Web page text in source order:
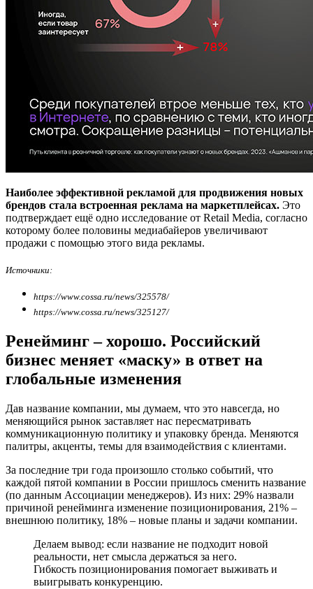
Наиболее эффективной рекламой для продвижения новых
брендов стала встроенная реклама на маркетплейсах. Это
подтверждает ещё одно исследование от Retail Media, согласно
которому более половины медиабайеров увеличивают
продажи с помощью этого вида рекламы.
Источники:
https://www.cossa.ru/news/325578/
https://www.cossa.ru/news/325127/
Ренейминг – хорошо. Российский
бизнес меняет «маску» в ответ на
глобальные изменения
Дав название компании, мы думаем, что это навсегда, но
меняющийся рынок заставляет нас пересматривать
коммуникационную политику и упаковку бренда. Меняются
палитры, акценты, темы для взаимодействия с клиентами.
За последние три года произошло столько событий, что
каждой пятой компании в России пришлось сменить название
(по данным Ассоциации менеджеров). Из них: 29% назвали
причиной ренейминга изменение позиционирования, 21% –
внешнюю политику, 18% – новые планы и задачи компании.
Делаем вывод: если название не подходит новой
реальности, нет смысла держаться за него.
Гибкость позиционирования помогает выживать и
выигрывать конкуренцию.